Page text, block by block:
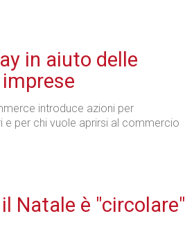
in aiuto delle
introduce azioni per
e per chi vuole aprirsi al commercio
Natale è "circolare"